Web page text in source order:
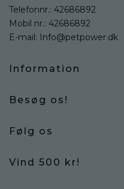
Telefonnr.: 42686892
Mobil nr.: 42686892
E-mail: Info@petpower.dk
Information
Besøg os!
Følg os
Vind 500 kr!